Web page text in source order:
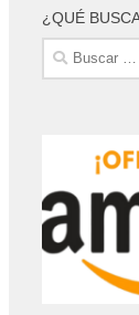
¿QUÉ
Buscar: